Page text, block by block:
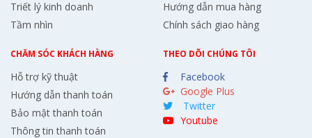
Triết lý kinh doanh
Tầm nhìn
Hướng dẫn mua hàng
Chính sách giao hàng
CHĂM SÓC KHÁCH HÀNG
Hỗ trợ kỹ thuật
Hướng dẫn thanh toán
Bảo mật thanh toán
Thông tin thanh toán
THEO DÕI CHÚNG TÔI
Facebook
Google Plus
Twitter
Youtube